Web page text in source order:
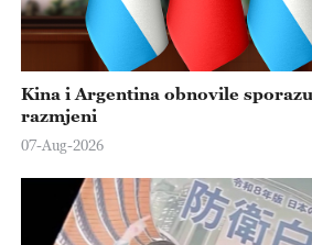
Kina i Argentina obnovile
razmjeni
07-Aug-2026